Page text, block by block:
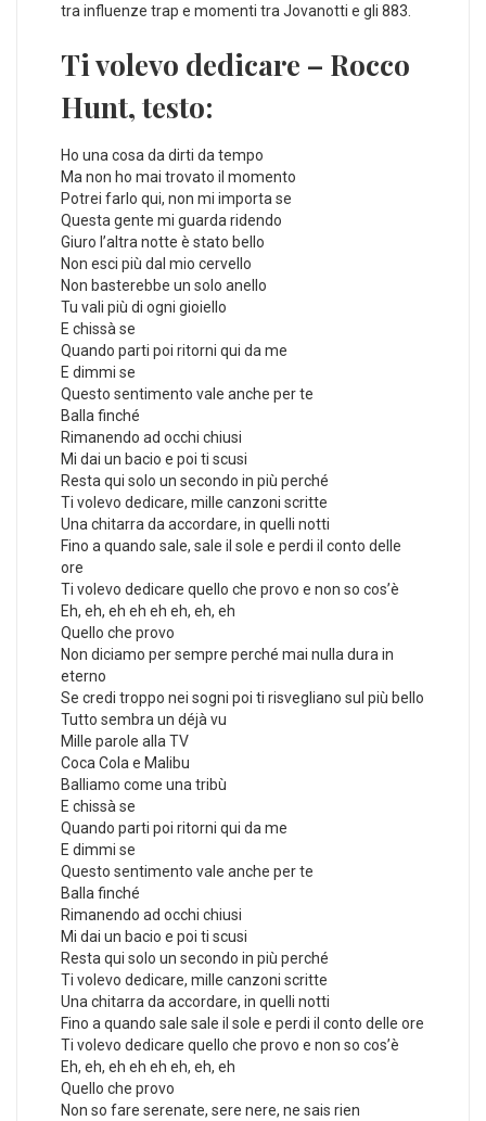
tra influenze trap e momenti tra Jovanotti e gli 883.
Ti volevo dedicare – Rocco
Hunt, testo:
Ho una cosa da dirti da tempo
Ma non ho mai trovato il momento
Potrei farlo qui, non mi importa se
Questa gente mi guarda ridendo
Giuro l’altra notte è stato bello
Non esci più dal mio cervello
Non basterebbe un solo anello
Tu vali più di ogni gioiello
E chissà se
Quando parti poi ritorni qui da me
E dimmi se
Questo sentimento vale anche per te
Balla finché
Rimanendo ad occhi chiusi
Mi dai un bacio e poi ti scusi
Resta qui solo un secondo in più perché
Ti volevo dedicare, mille canzoni scritte
Una chitarra da accordare, in quelli notti
Fino a quando sale, sale il sole e perdi il conto delle
ore
Ti volevo dedicare quello che provo e non so cos’è
Eh, eh, eh eh eh eh, eh, eh
Quello che provo
Non diciamo per sempre perché mai nulla dura in
eterno
Se credi troppo nei sogni poi ti risvegliano sul più bello
Tutto sembra un déjà vu
Mille parole alla TV
Coca Cola e Malibu
Balliamo come una tribù
E chissà se
Quando parti poi ritorni qui da me
E dimmi se
Questo sentimento vale anche per te
Balla finché
Rimanendo ad occhi chiusi
Mi dai un bacio e poi ti scusi
Resta qui solo un secondo in più perché
Ti volevo dedicare, mille canzoni scritte
Una chitarra da accordare, in quelli notti
Fino a quando sale sale il sole e perdi il conto delle ore
Ti volevo dedicare quello che provo e non so cos’è
Eh, eh, eh eh eh eh, eh, eh
Quello che provo
Non so fare serenate, sere nere, ne sais rien